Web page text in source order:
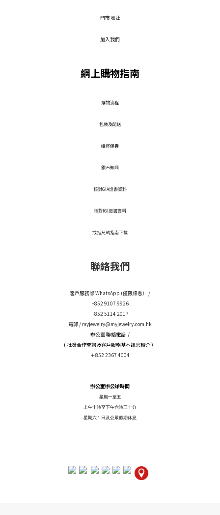
門市地址
加入我們
網上購物指南
​購物流程
包裝及配送
維修保養
鑽石知識
核對GIA證書資料
核對IGI證書資料
戒指尺碼指南下載
聯絡我們
客戶服務部 WhatsApp (僅限訊息） /
+852 9107 9926
+852 5114 2017
電郵 / myjewelry@myjewelry.com.hk
辦公室 聯絡電話 /
( 批發合作查詢及客戶服務基本訊息轉介 ）
＋852 2367 4004
辦公室辦公辦時間
星期一至五
上午十時至下午六時三十分
星期六丶日及公眾假期休息